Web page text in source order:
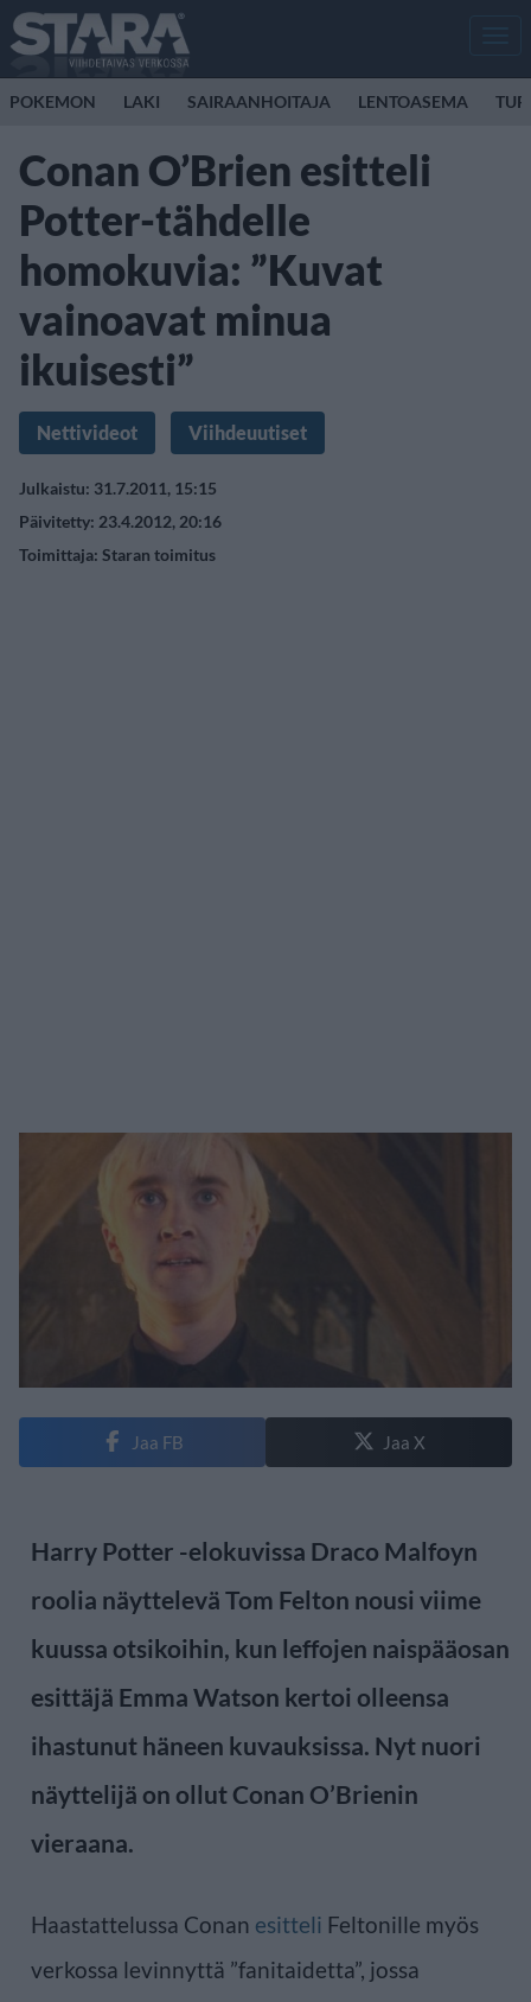
POKEMON LAKI SAIRAANHOITAJA LENTOASEMA
Conan O’Brien esitteli
Potter-tähdelle
homokuvia: ”Kuvat
vainoavat minua
ikuisesti”
Nettivideot Viihdeuutiset
Julkaistu: 31.7.2011, 15:15
Päivitetty: 23.4.2012, 20:16
Toimittaja: Staran toimitus
Jaa FB Jaa X
Harry Potter -elokuvissa Draco Malfoyn
roolia näyttelevä Tom Felton nousi viime
kuussa otsikoihin, kun leffojen naispääosan
esittäjä Emma Watson kertoi olleensa
ihastunut häneen kuvauksissa. Nyt nuori
näyttelijä on ollut Conan O’Brienin
vieraana.
Haastattelussa Conan esitteli Feltonille myös
verkossa levinnyttä ”fanitaidetta”, jossa